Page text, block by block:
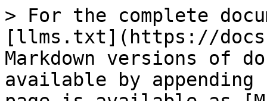
> For the complete
[llms.txt](https://
Markdown versions of
available by